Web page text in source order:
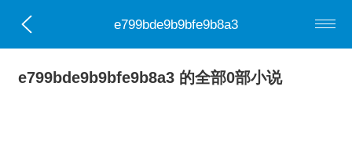
e799bde9b9bfe9b8a3
e799bde9b9bfe9b8a3 的全部0部小说